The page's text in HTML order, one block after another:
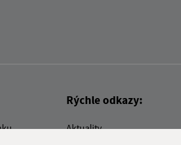
Rýchle odkazy:
Aktuality